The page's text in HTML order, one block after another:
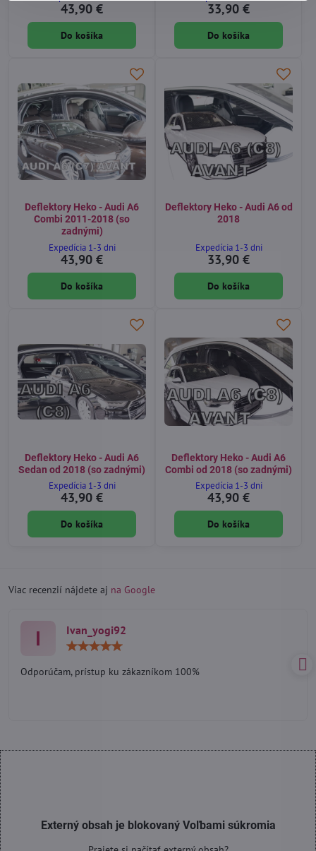
43,90 €
Do košíka
33,90 €
Do košíka
Deflektory Heko - Audi A6
Combi 2011-2018 (so
zadnými)
Expedícia 1-3 dni
43,90 €
Do košíka
Deflektory Heko - Audi A6 od
2018
Expedícia 1-3 dni
33,90 €
Do košíka
Deflektory Heko - Audi A6
Sedan od 2018 (so zadnými)
Expedícia 1-3 dni
43,90 €
Do košíka
Deflektory Heko - Audi A6
Combi od 2018 (so zadnými)
Expedícia 1-3 dni
43,90 €
Do košíka
Viac recenzií nájdete aj na Google
I Ivan_yogi92
5
Odporúčam, prístup ku zákazníkom 100%
Externý obsah je blokovaný Voľbami súkromia